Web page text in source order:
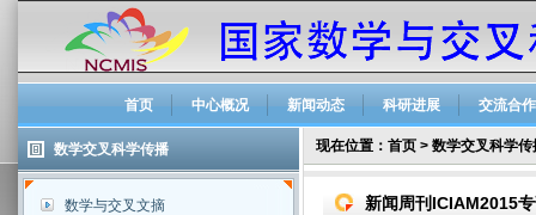
首页 中心概况 新闻动态 科研进展 交流合作
数学交叉科学传播
数学与交叉文摘
现在位置： 首页 > 数学交叉科学传
新闻周刊ICIAM2015